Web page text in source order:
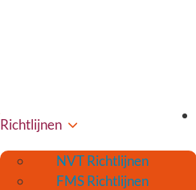
Richtlijnen
NVT Richtlijnen
FMS Richtlijnen